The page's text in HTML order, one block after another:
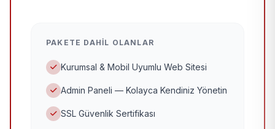
PAKETE DAHIL OLANLAR
Kurumsal & Mobil Uyumlu Web Sitesi
Admin Paneli — Kolayca Kendiniz Yönetin
SSL Güvenlik Sertifikası